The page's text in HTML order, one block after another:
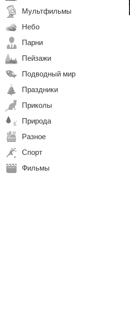
Мультфильмы
Небо
Парни
Пейзажи
Подводный мир
Праздники
Приколы
Природа
Разное
Спорт
Фильмы